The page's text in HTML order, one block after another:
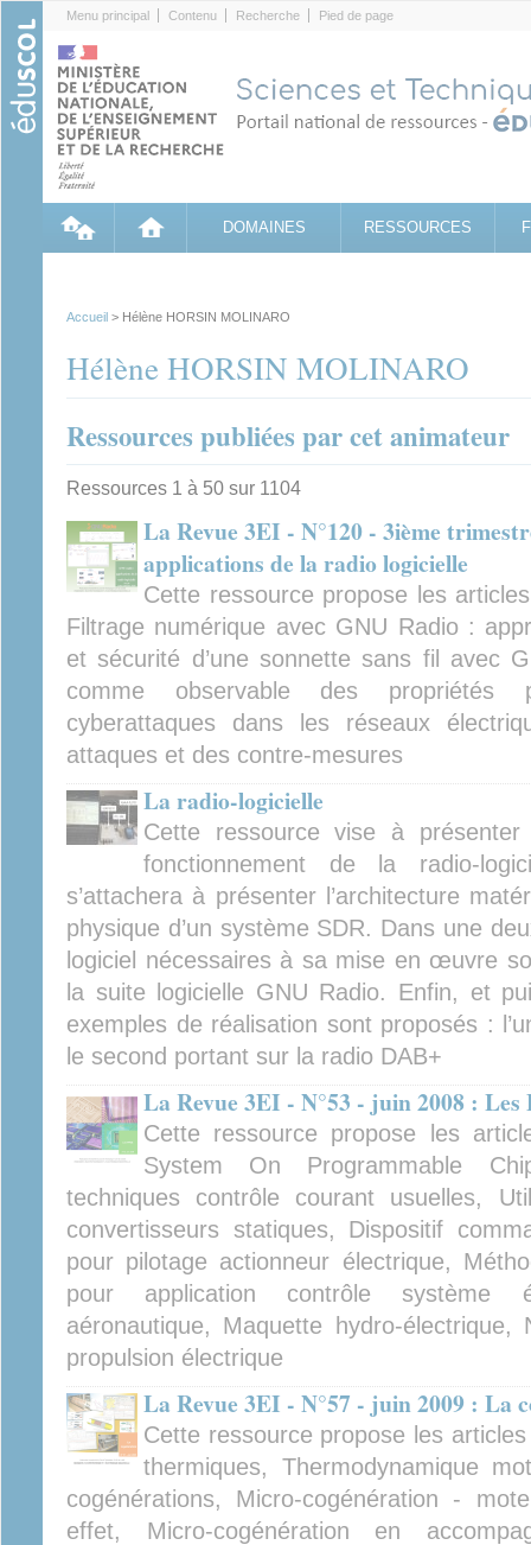
Menu principal Contenu Recherche Pied de page
DOMAINES RESSOURCES
Accueil > Hélène HORSIN MOLINARO
Hélène HORSIN MOLINARO
Ressources publiées par cet animateur
Ressources 1 à 50 sur 1104
La Revue 3EI - N°120 - 3ième
applications de la radio logicielle
Cette ressource propose les
Filtrage numérique avec GNU Radio :
et sécurité d’une sonnette sans fil avec
comme observable des propriétés
cyberattaques dans les réseaux
attaques et des contre-mesures
La radio-logicielle
Cette ressource vise à
fonctionnement de la radio-
s’attachera à présenter l’architecture
physique d’un système SDR. Dans une
logiciel nécessaires à sa mise en œuvre
la suite logicielle GNU Radio. Enfin, et
exemples de réalisation sont proposés :
le second portant sur la radio DAB+
La Revue 3EI - N°53 - juin 2008 : Les
Cette ressource propose les
System On Programmable
techniques contrôle courant usuelles,
convertisseurs statiques, Dispositif
pour pilotage actionneur électrique,
pour application contrôle système
aéronautique, Maquette hydro-
propulsion électrique
La Revue 3EI - N°57 - juin 2009 : La
Cette ressource propose les
thermiques, Thermodynamique
cogénérations, Micro-cogénération -
effet, Micro-cogénération en